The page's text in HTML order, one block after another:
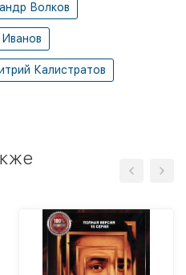
Волков
Калистратов